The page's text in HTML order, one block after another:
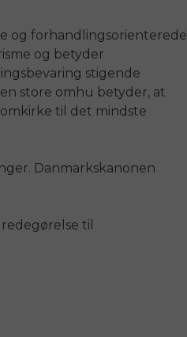
og forhandlingsorienterede
og betyder
stigende
store omhu betyder, at
til det mindste
Danmarkskanonen
til